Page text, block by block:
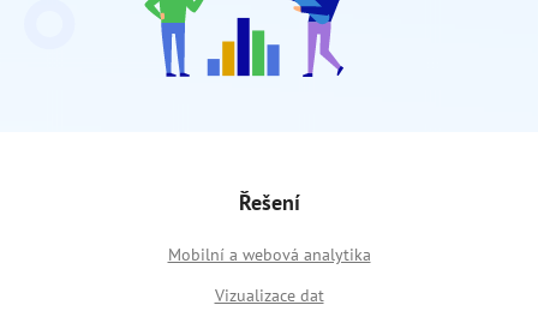
Řešení
Mobilní a webová analytika
Vizualizace dat